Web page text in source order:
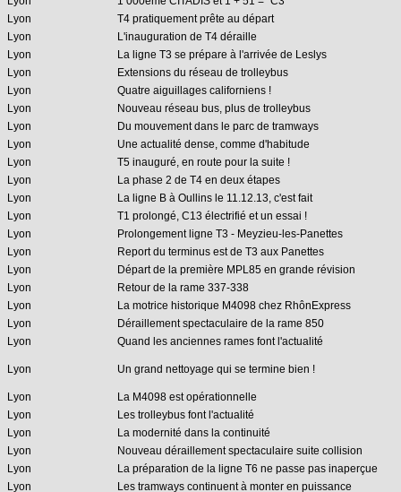
Lyon
T4 pratiquement prête au départ
Lyon
L'inauguration de T4 déraille
Lyon
La ligne T3 se prépare à l'arrivée de Leslys
Lyon
Extensions du réseau de trolleybus
Lyon
Quatre aiguillages californiens !
Lyon
Nouveau réseau bus, plus de trolleybus
Lyon
Du mouvement dans le parc de tramways
Lyon
Une actualité dense, comme d'habitude
Lyon
T5 inauguré, en route pour la suite !
Lyon
La phase 2 de T4 en deux étapes
Lyon
La ligne B à Oullins le 11.12.13, c'est fait
Lyon
T1 prolongé, C13 électrifié et un essai !
Lyon
Prolongement ligne T3 - Meyzieu-les-Panettes
Lyon
Report du terminus est de T3 aux Panettes
Lyon
Départ de la première MPL85 en grande révision
Lyon
Retour de la rame 337-338
Lyon
La motrice historique M4098 chez RhônExpress
Lyon
Déraillement spectaculaire de la rame 850
Lyon
Quand les anciennes rames font l'actualité
Lyon Un grand nettoyage qui se termine bien !
Lyon
La M4098 est opérationnelle
Lyon
Les trolleybus font l'actualité
Lyon
La modernité dans la continuité
Lyon
Nouveau déraillement spectaculaire suite collision
Lyon
La préparation de la ligne T6 ne passe pas inaperçue
Lyon
Les tramways continuent à monter en puissance